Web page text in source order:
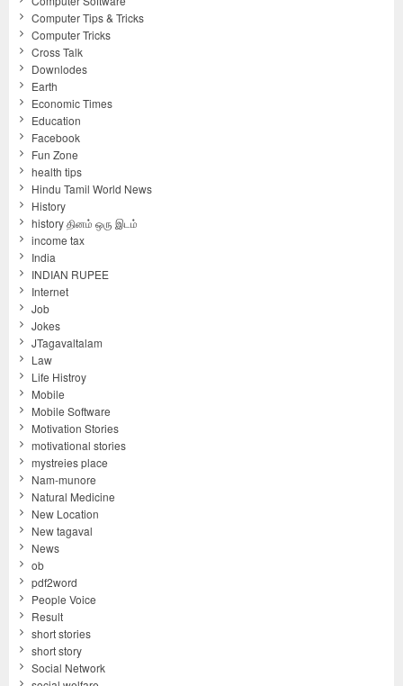
Computer Tips & Tricks
Computer Tricks
Cross Talk
Downlodes
Earth
Economic Times
Education
Facebook
Fun Zone
health tips
Hindu Tamil World News
History
history தினம் ஒரு இடம்
income tax
India
INDIAN RUPEE
Internet
Job
Jokes
JTagavaltalam
Law
Life Histroy
Mobile
Mobile Software
Motivation Stories
motivational stories
mystreies place
Nam-munore
Natural Medicine
New Location
New tagaval
News
ob
pdf2word
People Voice
Result
short stories
short story
Social Network